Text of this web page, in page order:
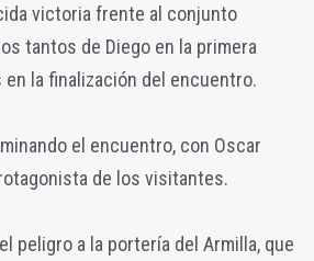
victoria frente al conjunto
tantos de Diego en la primera
la finalización del encuentro.
el encuentro, con Oscar
de los visitantes.
peligro a la portería del Armilla, que